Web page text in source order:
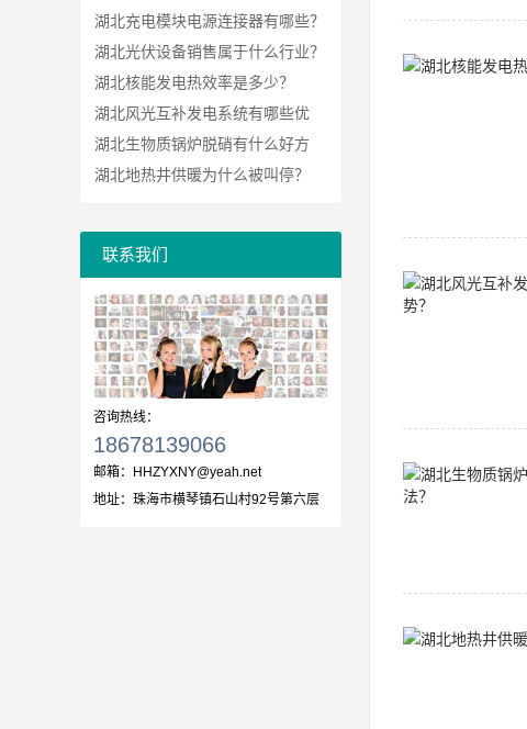
湖北充电模块电源连接器有哪些？
湖北光伏设备销售属于什么行业？
湖北核能发电热效率是多少？
湖北风光互补发电系统有哪些优
势？
湖北生物质锅炉脱硝有什么好方
法？
湖北地热井供暖为什么被叫停？
联系我们
咨询热线：
18678139066
邮箱： HHZYXNY@yeah.net
地址： 珠海市横琴镇石山村92号第六层